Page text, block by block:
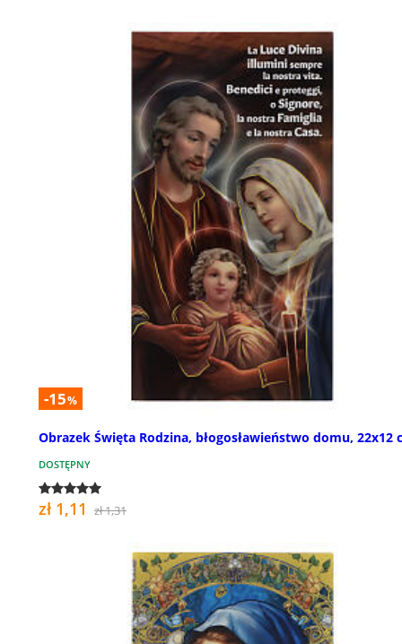
-15%
Obrazek Święta Rodzina, błogosławieństwo domu, 22x12
DOSTĘPNY
zł 1,11 zł 1,31